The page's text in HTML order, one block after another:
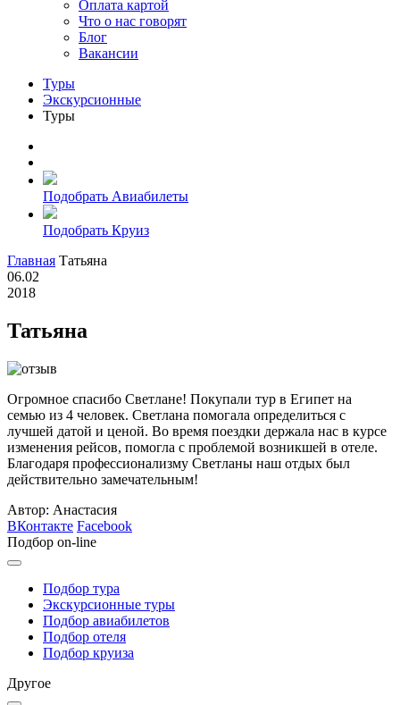
Оплата картой
Что о нас говорят
Блог
Вакансии
Туры
Экскурсионные
Туры
Подобрать Авиабилеты
Подобрать Круиз
Главная Татьяна
06.02
2018
Татьяна
Огромное спасибо Светлане! Покупали тур в Египет на
семью из 4 человек. Светлана помогала определиться с
лучшей датой и ценой. Во время поездки держала нас в курсе
изменения рейсов, помогла с проблемой возникшей в отеле.
Благодаря профессионализму Светланы наш отдых был
действительно замечательным!
Автор: Анастасия
ВКонтакте Facebook
Подбор on-line
Подбор тура
Экскурсионные туры
Подбор авиабилетов
Подбор отеля
Подбор круиза
Другое